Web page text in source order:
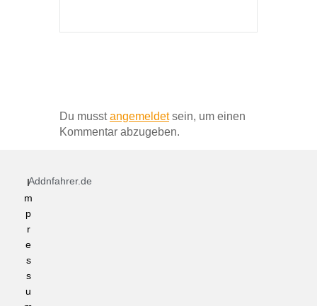
Du musstangemeldetsein, um einen
Kommentar abzugeben.
Addnfahrer.de
I
m
p
r
e
s
s
u